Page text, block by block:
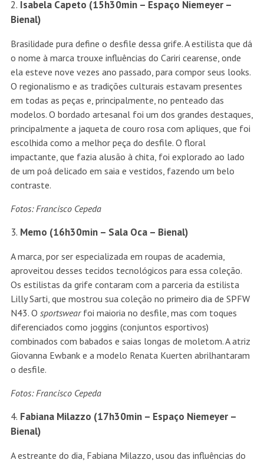
Isabela Capeto (15h30min – Espaço Niemeyer –
Bienal)
Brasilidade pura define o desfile dessa grife. A estilista que dá
o nome à marca trouxe influências do Cariri cearense, onde
ela esteve nove vezes ano passado, para compor seus looks.
O regionalismo e as tradições culturais estavam presentes
em todas as peças e, principalmente, no penteado das
modelos. O bordado artesanal foi um dos grandes destaques,
principalmente a jaqueta de couro rosa com apliques, que foi
escolhida como a melhor peça do desfile. O floral
impactante, que fazia alusão à chita, foi explorado ao lado
de um poá delicado em saia e vestidos, fazendo um belo
contraste.
Fotos: Francisco Cepeda
Memo (16h30min – Sala Oca – Bienal)
A marca, por ser especializada em roupas de academia,
aproveitou desses tecidos tecnológicos para essa coleção.
Os estilistas da grife contaram com a parceria da estilista
Lilly Sarti, que mostrou sua coleção no primeiro dia de SPFW
N43. O sportswearfoi maioria no desfile, mas com toques
diferenciados como joggins (conjuntos esportivos)
combinados com babados e saias longas de moletom. A atriz
Giovanna Ewbank e a modelo Renata Kuerten abrilhantaram
o desfile.
Fotos: Francisco Cepeda
Fabiana Milazzo (17h30min – Espaço Niemeyer –
Bienal)
A estreante do dia, Fabiana Milazzo, usou das influências do